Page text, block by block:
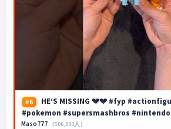
#6
HE’S MISSING 💔💔 #fyp
#pokemon #supersmashbros #nintendo
Maso777
（506,000人）